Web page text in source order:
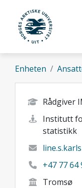
Gå til hovedinnhold
UiT Norges
Enheten
Rådgiver
Institutt
statistikk
+47 77 64
Tromsø